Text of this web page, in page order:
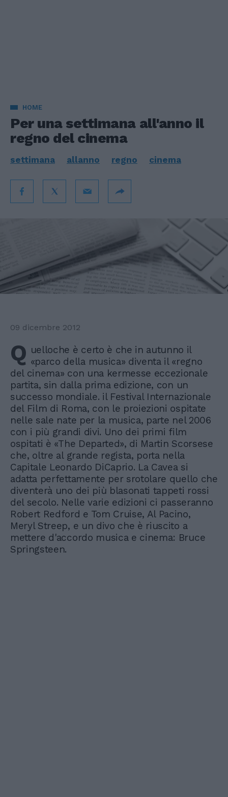
HOME
Per una settimana all'anno il
regno del cinema
settimana allanno regno cinema
09 dicembre 2012
Q uelloche è certo è che in autunno il
«parco della musica» diventa il «regno
del cinema» con una kermesse eccezionale
partita, sin dalla prima edizione, con un
successo mondiale. il Festival Internazionale
del Film di Roma, con le proiezioni ospitate
nelle sale nate per la musica, parte nel 2006
con i più grandi divi. Uno dei primi film
ospitati è «The Departed», di Martin Scorsese
che, oltre al grande regista, porta nella
Capitale Leonardo DiCaprio. La Cavea si
adatta perfettamente per srotolare quello che
diventerà uno dei più blasonati tappeti rossi
del secolo. Nelle varie edizioni ci passeranno
Robert Redford e Tom Cruise, Al Pacino,
Meryl Streep, e un divo che è riuscito a
mettere d'accordo musica e cinema: Bruce
Springsteen.